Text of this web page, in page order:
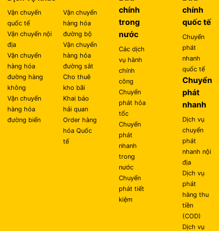
Vận chuyển
quốc tế
Vận chuyển nội
địa
Vận chuyển
hàng hóa
đường hàng
không
Vận chuyển
hàng hóa
đường biển
Vận chuyển
hàng hóa
đường bộ
Vận chuyển
hàng hóa
đường sắt
Cho thuê
kho bãi
Khai báo
hải quan
Order hàng
hóa Quốc
tế
chính
trong
nước
Các dịch
vụ hành
chính
công
Chuyển
phát hỏa
tốc
Chuyển
phát
nhanh
trong
nước
Chuyển
phát tiết
kiệm
chính
quốc tế
Chuyển
phát
nhanh
quốc tế
Chuyển
phát
nhanh
Dịch vụ
chuyển
phát
nhanh nội
địa
Dịch vụ
phát
hàng thu
tiền
(COD)
Dịch vụ